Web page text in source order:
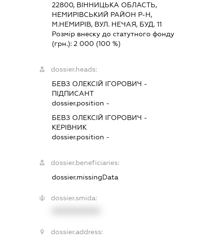
22800, ВIННИЦЬКА ОБЛАСТЬ,
НЕМИРIВСЬКИЙ РАЙОН Р-Н,
М.НЕМИРІВ, ВУЛ. НЕЧАЯ, БУД. 11
Розмір внеску до статутного фонду
(грн.):2 000 (100 %)
dossier.heads:
БЕВЗ ОЛЕКСІЙ ІГОРОВИЧ -
ПІДПИСАНТ
dossier.position -
БЕВЗ ОЛЕКСІЙ ІГОРОВИЧ -
КЕРІВНИК
dossier.position -
dossier.beneficiaries:
dossier.missingData
dossier.smida:
dossier.address: